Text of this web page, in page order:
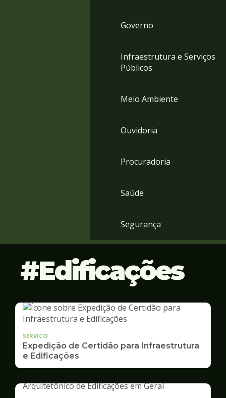
Governo
Infraestrutura e Serviços
Públicos
Meio Ambiente
Ouvidoria
Procuradoria
Saúde
Segurança
Edificações
SERVICO
Expedição de Certidão para Infraestrutura
e Edificações